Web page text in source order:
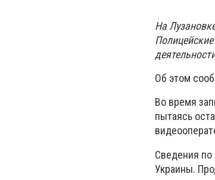
На
Об этом
Во время
пытаясь
Сведения по
Украины.